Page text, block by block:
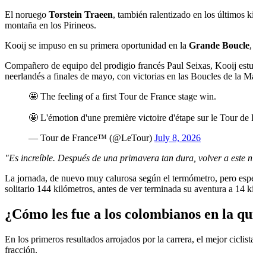
El noruego Torstein Traeen, también ralentizado en los últimos
montaña en los Pirineos.
Kooij se impuso en su primera oportunidad en la Grande Boucle
Compañero de equipo del prodigio francés Paul Seixas, Kooij
neerlandés a finales de mayo, con victorias en las Boucles de la
🤩 The feeling of a first Tour de France stage win.
🤩 L'émotion d'une première victoire d'étape sur le Tour de
— Tour de France™ (@LeTour) July 8, 2026
"Es increíble. Después de una primavera tan dura, volver a este
La jornada, de nuevo muy calurosa según el termómetro, pero
solitario 144 kilómetros, antes de ver terminada su aventura a 14
¿Cómo les fue a los colombianos en la
En los primeros resultados arrojados por la carrera, el mejor
fracción.